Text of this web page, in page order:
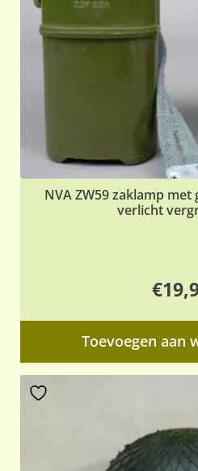
NVA ZW59 zaklamp
verlicht
€
Toevoegen aan